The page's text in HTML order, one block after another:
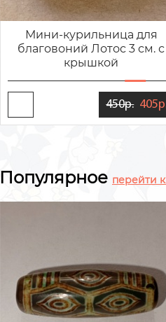
Мини-курильница для
благовоний Лотос 3 см. с
крышкой
450р.
Популярное перейти